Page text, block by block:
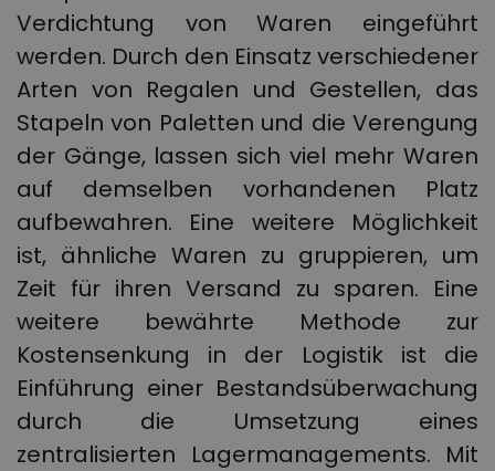
Verdichtung von Waren eingeführt
werden. Durch den Einsatz verschiedener
Arten von Regalen und Gestellen, das
Stapeln von Paletten und die Verengung
der Gänge, lassen sich viel mehr Waren
auf demselben vorhandenen Platz
aufbewahren. Eine weitere Möglichkeit
ist, ähnliche Waren zu gruppieren, um
Zeit für ihren Versand zu sparen. Eine
weitere bewährte Methode zur
Kostensenkung in der Logistik ist die
Einführung einer Bestandsüberwachung
durch die Umsetzung eines
zentralisierten Lagermanagements. Mit